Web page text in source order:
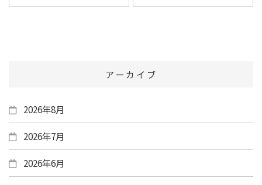
アーカイブ
2026年8月
2026年7月
2026年6月